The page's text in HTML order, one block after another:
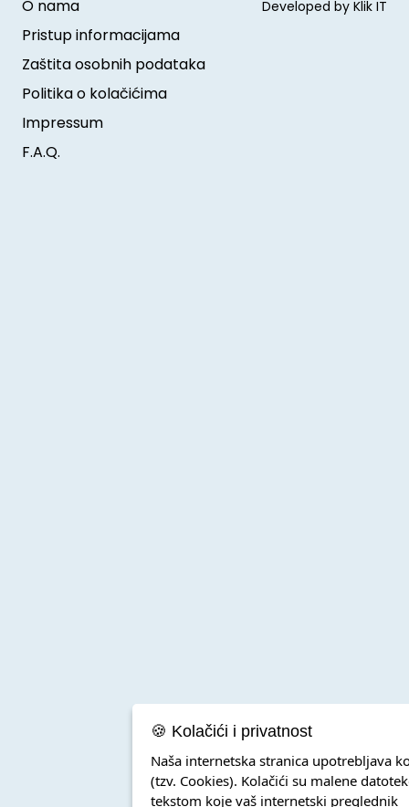
O nama
Pristup informacijama
Zaštita osobnih podataka
Politika o kolačićima
Impressum
F.A.Q.
Developed by Klik IT
🍪 Kolačići i privatnost
Naša internetska stranica upotrebljava
(tzv. Cookies). Kolačići su malene
tekstom koje vaš internetski preglednik